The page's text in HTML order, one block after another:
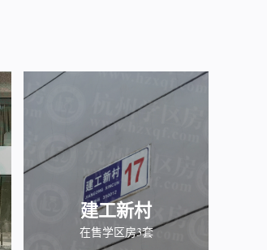
建工新村
在售学区房3套